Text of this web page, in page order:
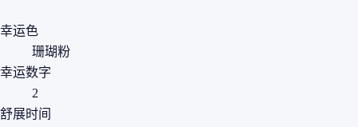
幸运色
珊瑚粉
幸运数字
2
舒展时间